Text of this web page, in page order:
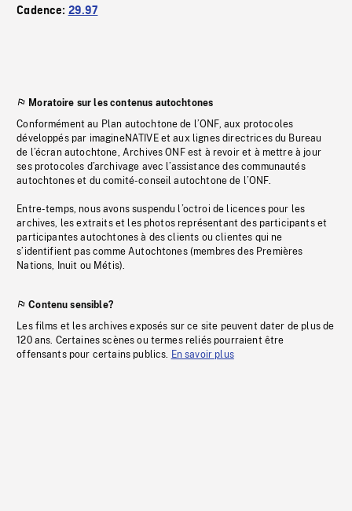
Cadence: 29.97
Moratoire sur les contenus autochtones
Conformément au Plan autochtone de l’ONF, aux protocoles
développés par imagineNATIVE et aux lignes directrices du Bureau
de l’écran autochtone, Archives ONF est à revoir et à mettre à jour
ses protocoles d’archivage avec l’assistance des communautés
autochtones et du comité-conseil autochtone de l’ONF.
Entre-temps, nous avons suspendu l’octroi de licences pour les
archives, les extraits et les photos représentant des participants et
participantes autochtones à des clients ou clientes qui ne
s’identifient pas comme Autochtones (membres des Premières
Nations, Inuit ou Métis).
Contenu sensible?
Les films et les archives exposés sur ce site peuvent dater de plus de
120 ans. Certaines scènes ou termes reliés pourraient être
offensants pour certains publics. En savoir plus